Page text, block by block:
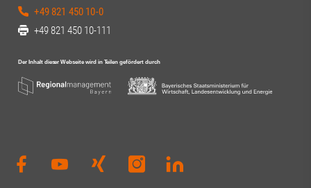
+49 821 450 10-0
+49 821 450 10-111